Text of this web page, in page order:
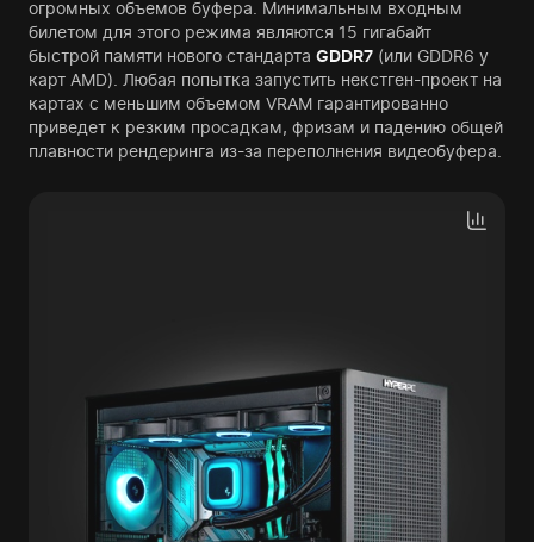
огромных объемов буфера. Минимальным входным
билетом для этого режима являются 15 гигабайт
быстрой памяти нового стандарта GDDR7 (или GDDR6 у
карт AMD). Любая попытка запустить некстген-проект на
картах с меньшим объемом VRAM гарантированно
приведет к резким просадкам, фризам и падению общей
плавности рендеринга из-за переполнения видеобуфера.